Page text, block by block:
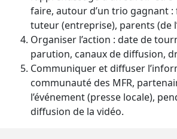
faire, autour d’un trio gagnant :
tuteur (entreprise), parents (de
Organiser l’action : date de
parution, canaux de diffusion,
Communiquer et diffuser
communauté des MFR,
l’événement (presse locale),
diffusion de la vidéo.